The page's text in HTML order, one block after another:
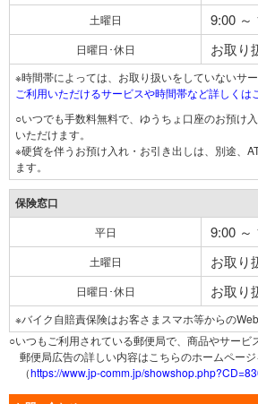
土曜日 9:00 ～
日曜日･休日 お取り
※時間帯によっては、お取り扱いをしていないサー
ご利用いただけるサービスや時間帯など詳しくは
○いつでも手数料無料で、ゆうちょ口座のお預け
いただけます。
※硬貨を伴うお預け入れ・お引き出しは、別途、
ます。
保険窓口
平日 9:00 ～
土曜日 お取り
日曜日･休日 お取り
※バイク自賠責保険はお客さまスマホ等からの
○いつもご利用されている郵便局で、商品やサービ
郵便局広告の詳しい内容はこちらのホームページ
（https://www.jp-comm.jp/